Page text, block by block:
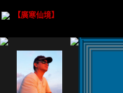
【廣寒仙境】